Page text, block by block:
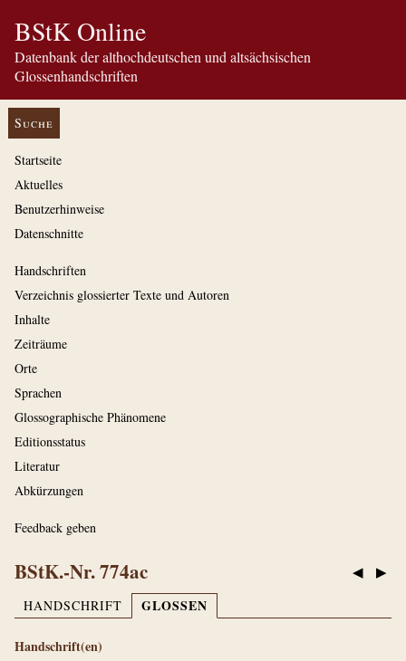
BStK Online
Datenbank der althochdeutschen und altsächsischen
Glossenhandschriften
Suche
Startseite
Aktuelles
Benutzerhinweise
Datenschnitte
Handschriften
Verzeichnis glossierter Texte und Autoren
Inhalte
Zeiträume
Orte
Sprachen
Glossographische Phänomene
Editionsstatus
Literatur
Abkürzungen
Feedback geben
◀ ▶
BStK.-Nr. 774ac
HANDSCHRIFT GLOSSEN
Handschrift(en)